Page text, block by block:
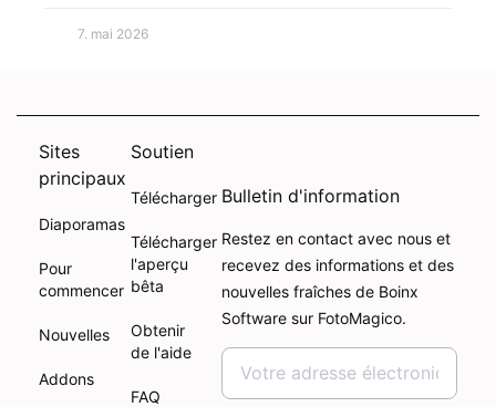
7. mai 2026
Sites
principaux
Diaporamas
Pour
commencer
Nouvelles
Addons
Soutien
Télécharger
Télécharger
l'aperçu
bêta
Obtenir
de l'aide
FAQ
Bulletin d'information
Restez en contact avec nous et
recevez des informations et des
nouvelles fraîches de Boinx
Software sur FotoMagico.